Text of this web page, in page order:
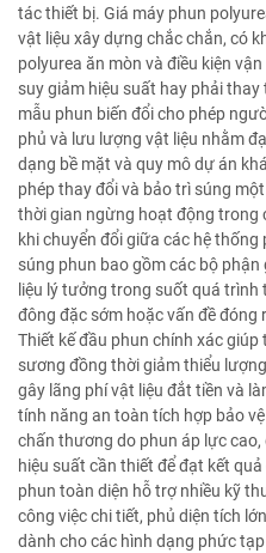
tác thiết bị. Giá máy phun
vật liệu xây dựng chắc chắn, có
polyurea ăn mòn và điều kiện
suy giảm hiệu suất hay phải
mẫu phun biến đổi cho phép
phủ và lưu lượng vật liệu nhằm
dạng bề mặt và quy mô dự án
phép thay đổi và bảo trì súng
thời gian ngừng hoạt động trong
khi chuyển đổi giữa các hệ
súng phun bao gồm các bộ
liệu lý tưởng trong suốt quá
đông đặc sớm hoặc vấn đề
Thiết kế đầu phun chính xác
sương đồng thời giảm thiểu
gây lãng phí vật liệu đắt tiền và
tính năng an toàn tích hợp bảo
chấn thương do phun áp lực
hiệu suất cần thiết để đạt kết
phun toàn diện hỗ trợ nhiều kỹ
công việc chi tiết, phủ diện tích
dành cho các hình dạng phức